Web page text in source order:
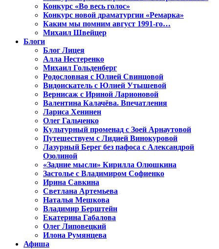
Конкурс «Во весь голос»
Конкурс новой драматургии «Ремарка»
Каким мы помним август 1991-го…
Михаил Швейцер
Блоги
Блог Лицея
Алла Нестеренко
Михаил Гольденберг
Родословная с Юлией Свинцовой
Видоискатель с Юлией Утышевой
Вернисаж с Ириной Ларионовой
Валентина Калачёва. Впечатления
Лариса Хенинен
Олег Гальченко
Культурный променад с Зоей Арнаутовой
Путешествуем с Лидией Винокуровой
Лазурный Берег без пафоса с Александрой
Озолиной
«Задние мысли» Кирилла Олюшкина
Застолье с Владимиром Софиенко
Ирина Савкина
Светлана Артемьева
Наталья Мешкова
Владимир Берштейн
Екатерина Габалова
Олег Липовецкий
Илона Румянцева
Афиша